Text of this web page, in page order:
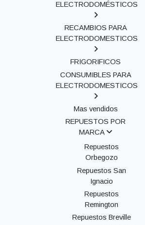
ELECTRODOMÉSTICOS
RECAMBIOS PARA
ELECTRODOMESTICOS
FRIGORIFICOS
CONSUMIBLES PARA
ELECTRODOMESTICOS
Mas vendidos
REPUESTOS POR
MARCA
Repuestos
Orbegozo
Repuestos San
Ignacio
Repuestos
Remington
Repuestos Breville